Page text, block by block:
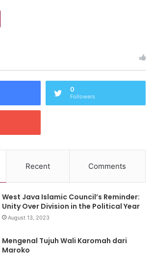
0
Followers
Recent Comments
West Java Islamic Council’s Reminder:
Unity Over Division in the Political Year
August 13, 2023
Mengenal Tujuh Wali Karomah dari
Maroko